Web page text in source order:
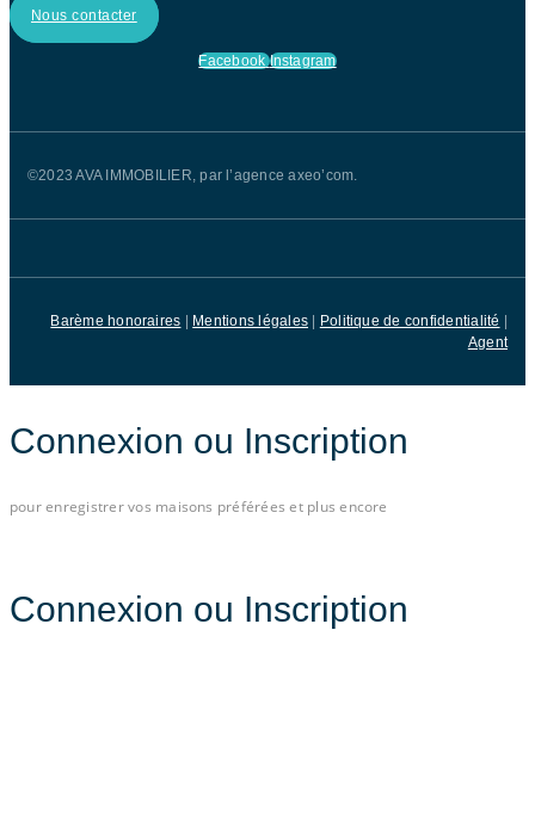
Nous contacter
Facebook Instagram
©2023 AVA IMMOBILIER, par l’agence axeo’com.
Barème honoraires Mentions légales Politique de confidentialité
Agent
Connexion ou Inscription
pour enregistrer vos maisons préférées et plus encore
Connexion ou Inscription